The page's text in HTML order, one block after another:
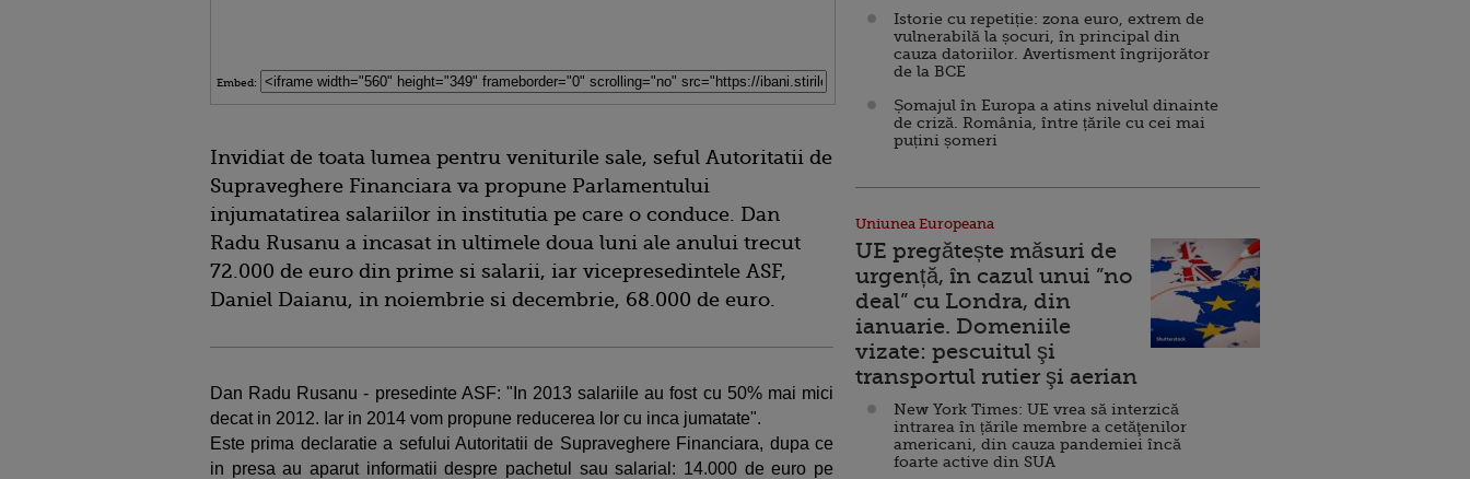
Embed:
Invidiat de toata lumea pentru veniturile sale, seful Autoritatii de
Supraveghere Financiara va propune Parlamentului
injumatatirea salariilor in institutia pe care o conduce. Dan
Radu Rusanu a incasat in ultimele doua luni ale anului trecut
72.000 de euro din prime si salarii, iar vicepresedintele ASF,
Daniel Daianu, in noiembrie si decembrie, 68.000 de euro.
Dan Radu Rusanu - presedinte ASF: "In 2013 salariile au fost cu 50% mai mici
decat in 2012. Iar in 2014 vom propune reducerea lor cu inca jumatate".
Este prima declaratie a sefului Autoritatii de Supraveghere Financiara, dupa ce
in presa au aparut informatii despre pachetul sau salarial: 14.000 de euro pe
Istorie cu repetiție: zona euro, extrem de
vulnerabilă la șocuri, în principal din
cauza datoriilor. Avertisment îngrijorător
de la BCE
Șomajul în Europa a atins nivelul dinainte
de criză. România, între țările cu cei mai
puțini șomeri
Uniunea Europeana
UE pregătește măsuri de
urgență, în cazul unui ”no
deal” cu Londra, din
ianuarie. Domeniile
vizate: pescuitul şi
transportul rutier şi aerian
New York Times: UE vrea să interzică
intrarea în țările membre a cetăţenilor
americani, din cauza pandemiei încă
foarte active din SUA